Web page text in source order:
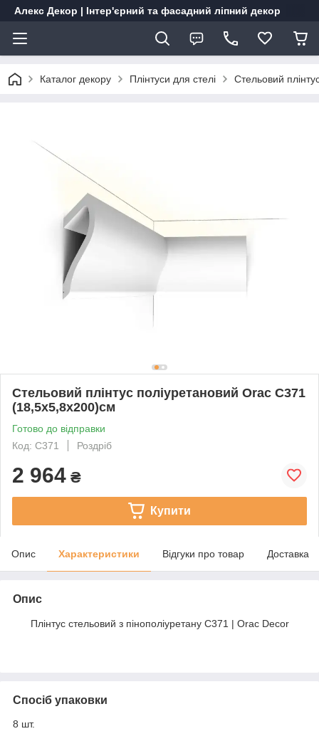
Алекс Декор | Інтер'єрний та фасадний ліпний декор
Каталог декору Плінтуси для стелі Стельовий
Стельовий плінтус поліуретановий Orac C371
(18,5х5,8х200)см
Готово до відправки
Код: C371
Роздріб
2 964 ₴
Купити
Опис Характеристики Відгуки про товар Доставка
Опис
Плінтус стельовий з пінополіуретану C371 | Orac Decor
Спосіб упаковки
8 шт.